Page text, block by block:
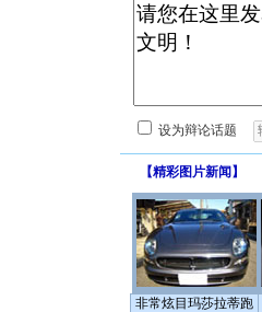
设为辩论话题
【精彩图片新闻 】
非常炫目玛莎拉蒂跑